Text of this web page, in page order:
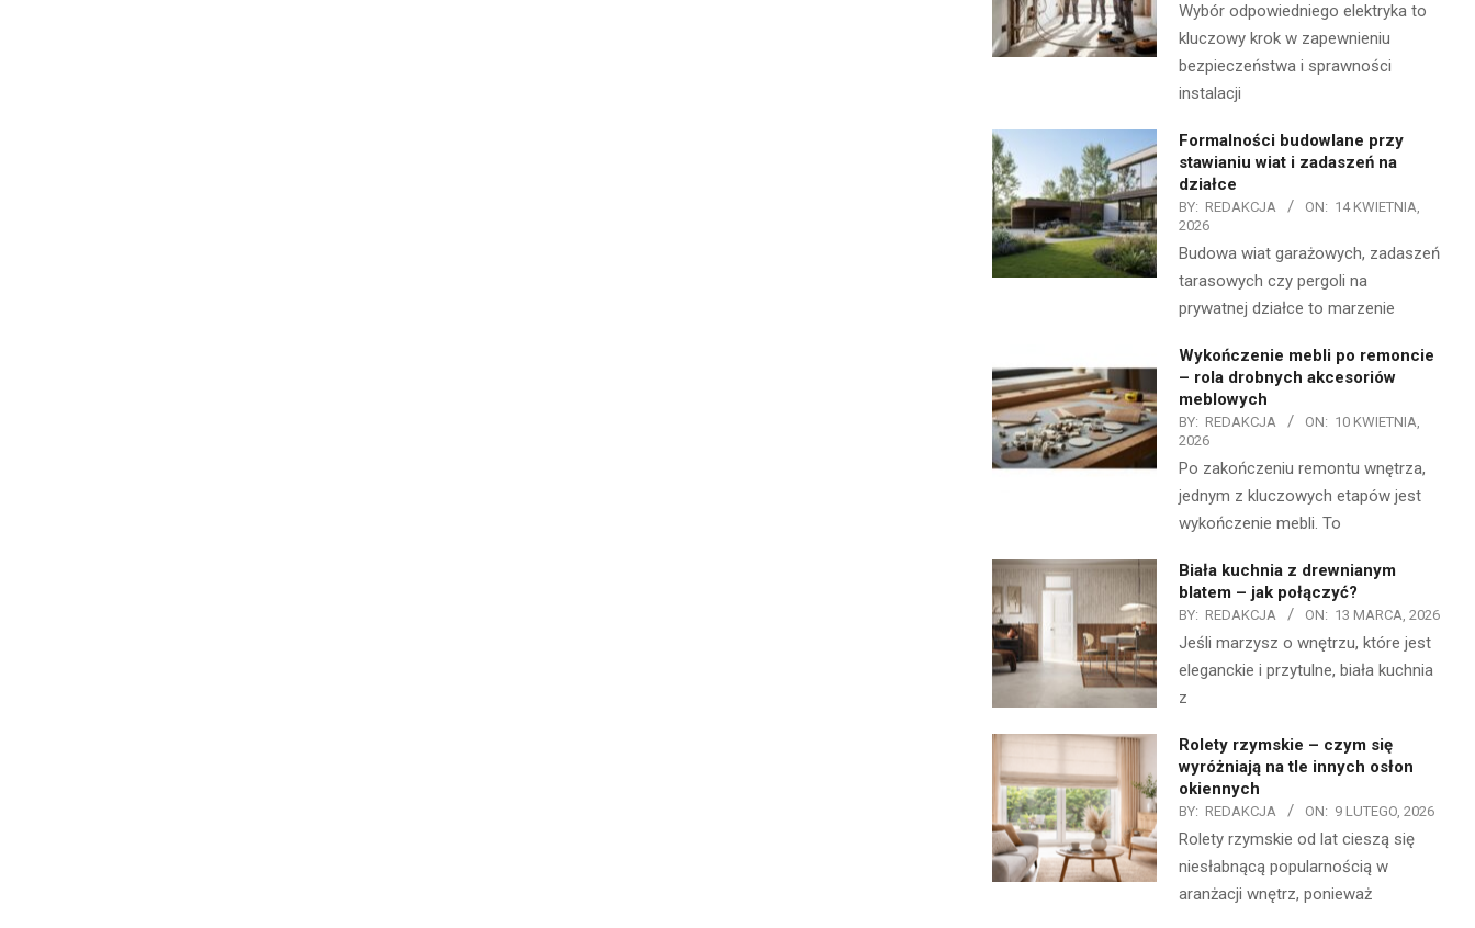
Wybór odpowiedniego elektryka to
kluczowy krok w zapewnieniu
bezpieczeństwa i sprawności
instalacji
Formalności budowlane przy
stawianiu wiat i zadaszeń na
działce
BY: REDAKCJA ON: 14 KWIETNIA,
2026
Budowa wiat garażowych, zadaszeń
tarasowych czy pergoli na
prywatnej działce to marzenie
Wykończenie mebli po remoncie
– rola drobnych akcesoriów
meblowych
BY: REDAKCJA ON: 10 KWIETNIA,
2026
Po zakończeniu remontu wnętrza,
jednym z kluczowych etapów jest
wykończenie mebli. To
Biała kuchnia z drewnianym
blatem – jak połączyć?
BY: REDAKCJA ON: 13 MARCA, 2026
Jeśli marzysz o wnętrzu, które jest
eleganckie i przytulne, biała kuchnia
z
Rolety rzymskie – czym się
wyróżniają na tle innych osłon
okiennych
BY: REDAKCJA ON: 9 LUTEGO, 2026
Rolety rzymskie od lat cieszą się
niesłabnącą popularnością w
aranżacji wnętrz, ponieważ